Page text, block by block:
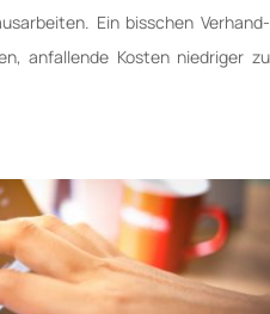
Ein biss­chen Verhand­
anfallende Kosten niedriger zu